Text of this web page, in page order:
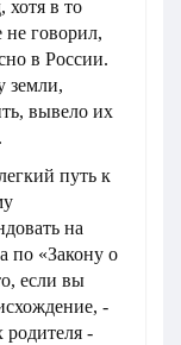
хотя в то
говорил,
в России.
земли,
вывело их
путь к
на
по «Закону о
если вы
-
родителя -